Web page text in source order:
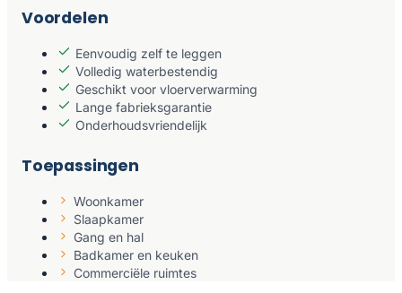
Voordelen
Eenvoudig zelf te leggen
Volledig waterbestendig
Geschikt voor vloerverwarming
Lange fabrieksgarantie
Onderhoudsvriendelijk
Toepassingen
Woonkamer
Slaapkamer
Gang en hal
Badkamer en keuken
Commerciële ruimtes